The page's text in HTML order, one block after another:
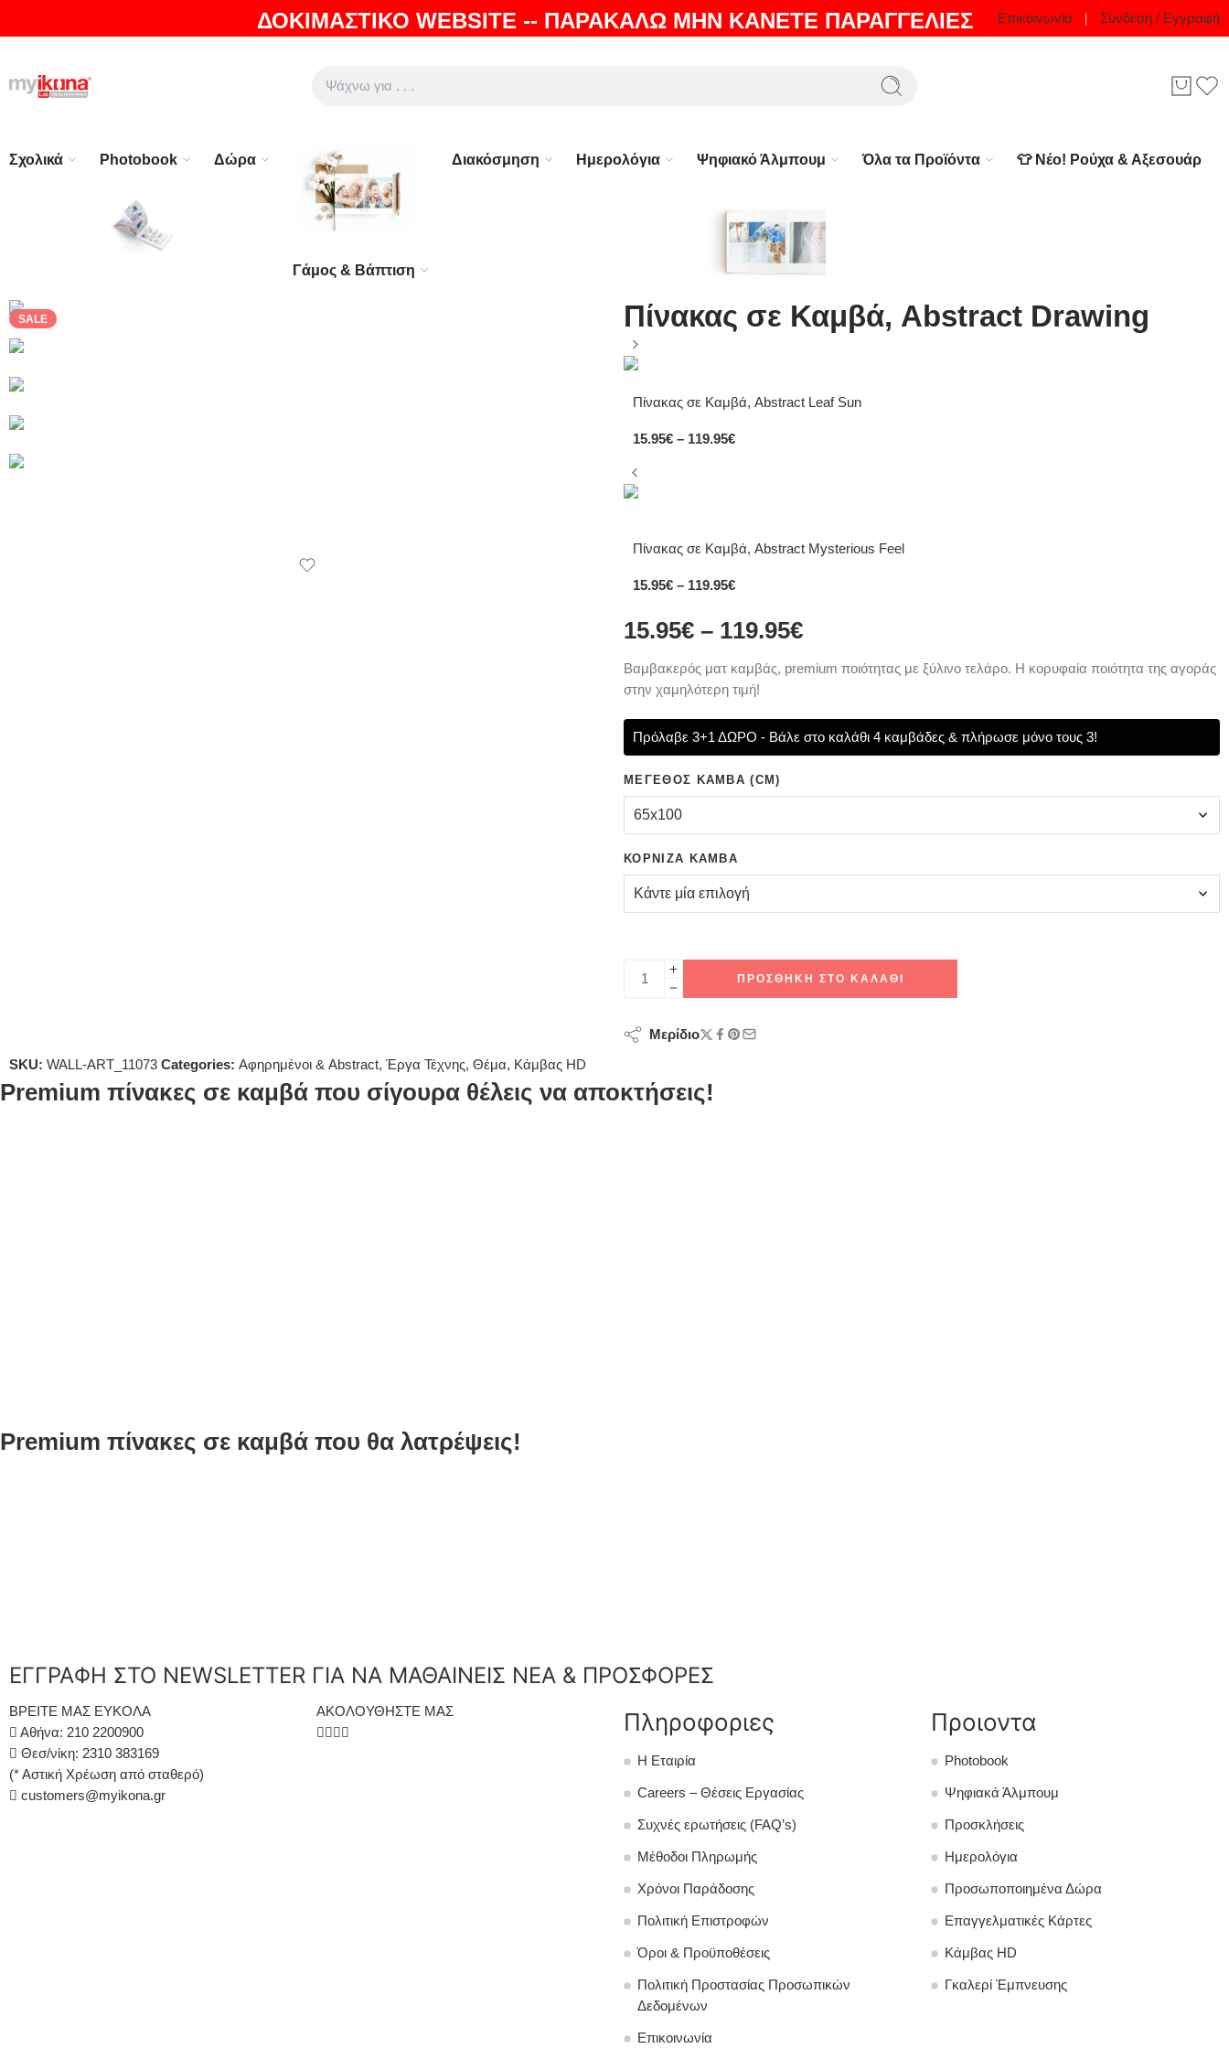
ΔΟΚΙΜΑΣΤΙΚΟ WEBSITE -- ΠΑΡΑΚΑΛΩ ΜΗΝ ΚΑΝΕΤΕ ΠΑΡΑΓΓΕΛΙΕΣ
ΘΑ ΛΑΤΡΕΨΕΤΕ ΤΑ ΠΡΟΪΟΝΤΑ ΜΑΣ | EXPRESS ΑΠΟΣΤΟΛΗ | 100% ΕΓΓΥΗΣΗ Επικοινωνία Σύνδεση / Εγγραφή
Σχολικά Photobook Δώρα
Γάμος & Βάπτιση
Διακόσμηση Ημερολόγια Ψηφιακό Άλμπουμ Όλα τα Προϊόντα 👕 Νέο! Ρούχα & Αξεσουάρ
SALE Πίνακας σε Καμβά, Abstract Drawing
Πίνακας σε Καμβά, Abstract Leaf Sun
15.95€ – 119.95€
Πίνακας σε Καμβά, Abstract Mysterious Feel
15.95€ – 119.95€
15.95€ – 119.95€
Bαμβακερός ματ καμβάς, premium ποιότητας με ξύλινο τελάρο. Η κορυφαία ποιότητα της αγοράς
στην χαμηλότερη τιμή!
Πρόλαβε 3+1 ΔΩΡΟ - Βάλε στο καλάθι 4 καμβάδες & πλήρωσε μόνο τους 3!
ΜΈΓΕΘΟΣ ΚΑΜΒΆ (CM)
ΚΟΡΝΊΖΑ ΚΑΜΒΆ
ΠΡΟΣΘΉΚΗ ΣΤΟ ΚΑΛΆΘΙ
Μερίδιο
SKU: WALL-ART_11073 Categories: Αφηρημένοι & Abstract, Έργα Τέχνης, Θέμα, Κάμβας HD
Premium πίνακες σε καμβά που σίγουρα θέλεις να αποκτήσεις!
Premium πίνακες σε καμβά που θα λατρέψεις!
ΕΓΓΡΑΦΗ ΣΤΟ NEWSLETTER ΓΙΑ ΝΑ ΜΑΘΑΙΝΕΙΣ ΝΕΑ & ΠΡΟΣΦΟΡΕΣ
ΒΡΕΙΤΕ ΜΑΣ ΕΥΚΟΛΑ
Αθήνα: 210 2200900
Θεσ/νίκη: 2310 383169
(* Αστική Χρέωση από σταθερό)
customers@myikona.gr
ΑΚΟΛΟΥΘΗΣΤΕ ΜΑΣ Πληροφοριες
Η Εταιρία
Careers – Θέσεις Εργασίας
Συχνές ερωτήσεις (FAQ’s)
Μέθοδοι Πληρωμής
Χρόνοι Παράδοσης
Πολιτική Επιστροφών
Όροι & Προϋποθέσεις
Πολιτική Προστασίας Προσωπικών
Δεδομένων
Επικοινωνία
Προιοντα
Photobook
Ψηφιακά Άλμπουμ
Προσκλήσεις
Ημερολόγια
Προσωποποιημένα Δώρα
Επαγγελματικές Κάρτες
Κάμβας HD
Γκαλερί Έμπνευσης